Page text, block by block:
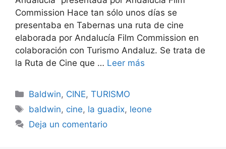
Commission Hace tan sólo unos días se
presentaba en Tabernas una ruta de cine
elaborada por Andalucía Film Commission en
colaboración con Turismo Andaluz. Se trata de
la Ruta de Cine que … Leer más
Categorías
Baldwin, CINE,TURISMO
Etiquetas
baldwin, cine, la guadix, leone
Deja un comentario